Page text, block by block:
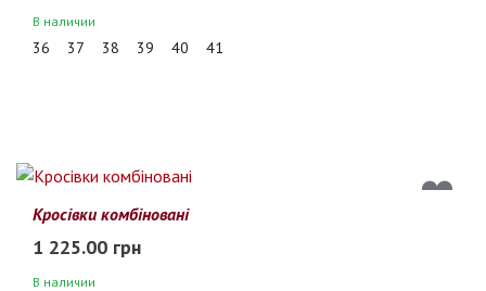
В наличии
36 37 38 39 40 41
Кросівки комбіновані
1 225.00 грн
В наличии